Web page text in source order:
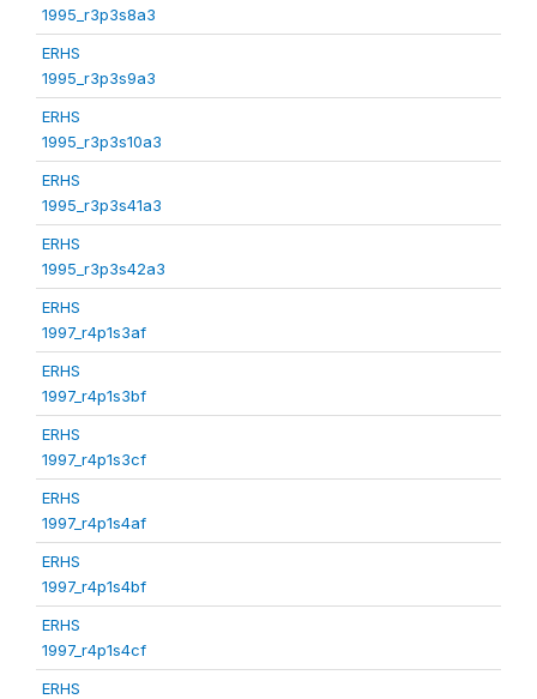
1995_r3p3s8a3
ERHS
1995_r3p3s9a3
ERHS
1995_r3p3s10a3
ERHS
1995_r3p3s41a3
ERHS
1995_r3p3s42a3
ERHS
1997_r4p1s3af
ERHS
1997_r4p1s3bf
ERHS
1997_r4p1s3cf
ERHS
1997_r4p1s4af
ERHS
1997_r4p1s4bf
ERHS
1997_r4p1s4cf
ERHS